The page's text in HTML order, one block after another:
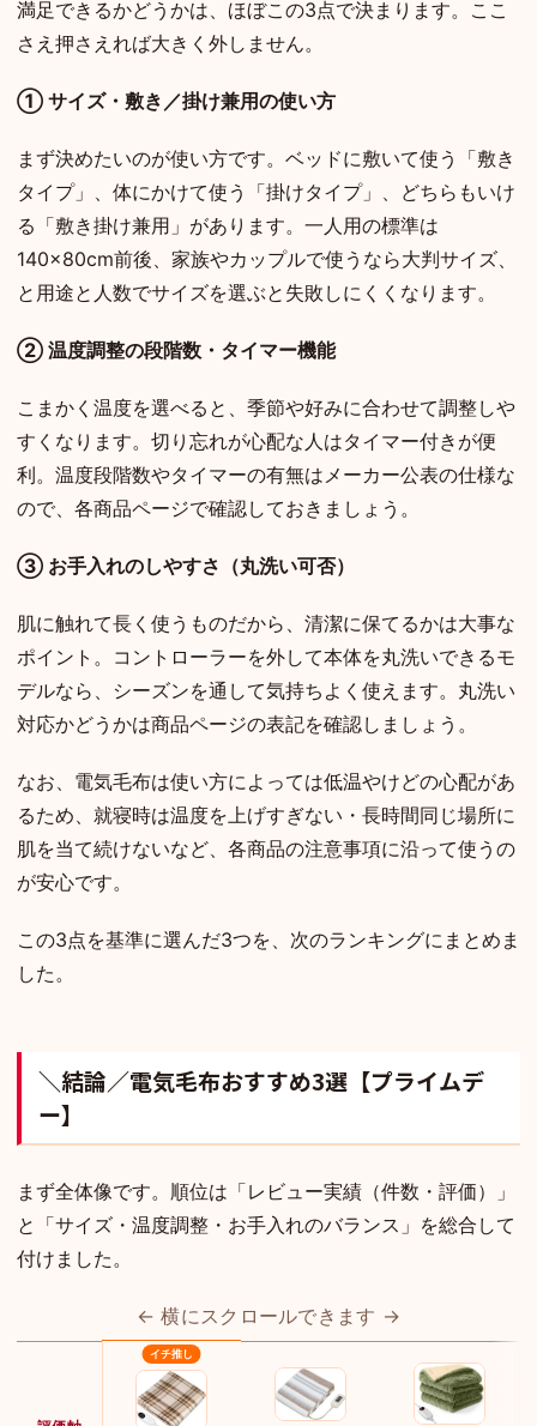
満足できるかどうかは、ほぼこの3点で決まります。ここ
さえ押さえれば大きく外しません。
① サイズ・敷き／掛け兼用の使い方
まず決めたいのが使い方です。ベッドに敷いて使う「敷き
タイプ」、体にかけて使う「掛けタイプ」、どちらもいけ
る「敷き掛け兼用」があります。一人用の標準は
140×80cm前後、家族やカップルで使うなら大判サイズ、
と用途と人数でサイズを選ぶと失敗しにくくなります。
② 温度調整の段階数・タイマー機能
こまかく温度を選べると、季節や好みに合わせて調整しや
すくなります。切り忘れが心配な人はタイマー付きが便
利。温度段階数やタイマーの有無はメーカー公表の仕様な
ので、各商品ページで確認しておきましょう。
③ お手入れのしやすさ（丸洗い可否）
肌に触れて長く使うものだから、清潔に保てるかは大事な
ポイント。コントローラーを外して本体を丸洗いできるモ
デルなら、シーズンを通して気持ちよく使えます。丸洗い
対応かどうかは商品ページの表記を確認しましょう。
なお、電気毛布は使い方によっては低温やけどの心配があ
るため、就寝時は温度を上げすぎない・長時間同じ場所に
肌を当て続けないなど、各商品の注意事項に沿って使うの
が安心です。
この3点を基準に選んだ3つを、次のランキングにまとめま
した。
＼結論／電気毛布おすすめ3選【プライムデ
ー】
まず全体像です。順位は「レビュー実績（件数・評価）」
と「サイズ・温度調整・お手入れのバランス」を総合して
付けました。
← 横にスクロールできます →